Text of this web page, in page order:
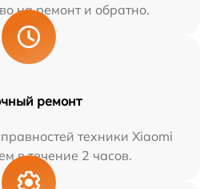
на ремонт и обратно.
ремонт
техники Xiaomi
в течение 2 часов.